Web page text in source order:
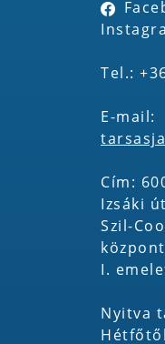
Tel.:
E-mail:
Cím:
Izsáki
Szil-
I.
Nyitva